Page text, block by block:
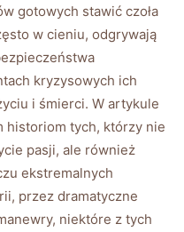
gotowych stawić ‍czoła
w ‍cieniu, odgrywają
kryzysowych ich
i śmierci. W artykule
historiom tych, którzy nie
pasji, ⁢ale‌ również
ekstremalnych
przez dramatyczne
niektóre‌ z tych